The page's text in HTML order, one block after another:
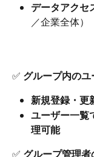
データアクセ
／企業全体）
✅ グループ内の
新規登録・更
ユーザー一覧
理可能
✅ グループ管理